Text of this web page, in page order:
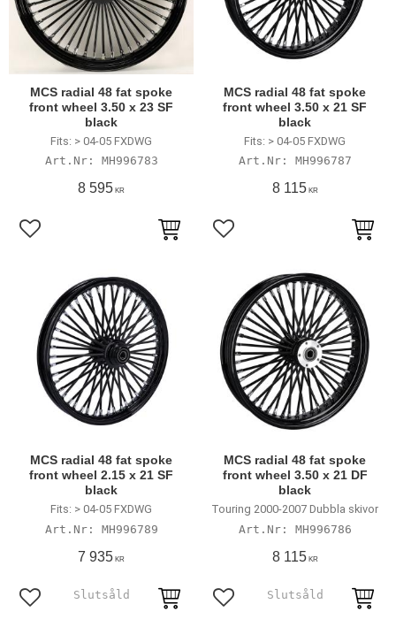
MCS radial 48 fat spoke
front wheel 3.50 x 23 SF
black
Fits: > 04-05 FXDWG
MH996783
8 595 KR
Lägg till i favoriter
MCS radial 48 fat spoke
front wheel 3.50 x 21 SF
black
Fits: > 04-05 FXDWG
MH996787
8 115KR
Lägg till i favoriter
MCS radial 48 fat spoke
front wheel 2.15 x 21 SF
black
Fits: > 04-05 FXDWG
MH996789
7 935 KR
Lägg till i favoriter
MCS radial 48 fat spoke
front wheel 3.50 x 21 DF
black
Touring 2000-2007 Dubbla skivor
MH996786
8 115KR
Lägg till i favoriter